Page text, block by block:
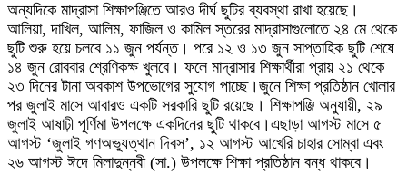
অন্যদিকে মাদ্রাসা শিক্ষাপঞ্জিতে আরও দীর্ঘ ছুটির ব্যবস্থা রাখা হয়েছে।
আলিয়া, দাখিল, আলিম, ফাজিল ও কামিল স্তরের মাদ্রাসাগুলোতে ২৪ মে থেকে
ছুটি শুরু হয়ে চলবে ১১ জুন পর্যন্ত। পরে ১২ ও ১৩ জুন সাপ্তাহিক ছুটি শেষে
১৪ জুন রোববার শ্রেণিকক্ষ খুলবে। ফলে মাদ্রাসার শিক্ষার্থীরা প্রায় ২১ থেকে
২৩ দিনের টানা অবকাশ উপভোগের সুযোগ পাচ্ছে।জুনে শিক্ষা প্রতিষ্ঠান খোলার
পর জুলাই মাসে আবারও একটি সরকারি ছুটি রয়েছে। শিক্ষাপঞ্জি অনুযায়ী, ২৯
জুলাই আষাঢ়ী পূর্ণিমা উপলক্ষে একদিনের ছুটি থাকবে।এছাড়া আগস্ট মাসে ৫
আগস্ট ‘জুলাই গণঅভ্যুত্থান দিবস’, ১২ আগস্ট আখেরি চাহার সোম্বা এবং
২৬ আগস্ট ঈদে মিলাদুন্নবী (সা.) উপলক্ষে শিক্ষা প্রতিষ্ঠান বন্ধ থাকবে।